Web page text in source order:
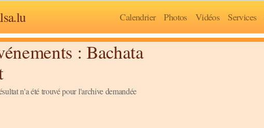
Calendrier Photos Vidéos Services
: Bachata
n'a été trouvé pour l'archive demandée